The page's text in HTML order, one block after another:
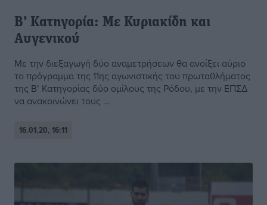
Β’ Κατηγορία: Με Κυριακίδη και
Αυγενικού
Με την διεξαγωγή δύο αναμετρήσεων θα ανοίξει αύριο
το πρόγραμμα της 11ης αγωνιστικής του πρωταθλήματος
της Β’ Κατηγορίας δύο ομίλους της Ρόδου, με την ΕΠΣΔ
να ανακοινώνει τους ...
16.01.20, 16:11